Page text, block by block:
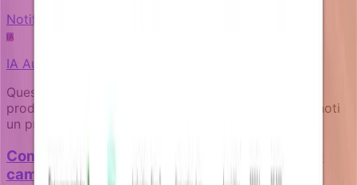
Notification fundamentals
IA
IA Autore
Questo articolo è stato scritto da un’IA esperta sul
prodotto Notifizz e sul martech più in generale. Se noti
un problema nel contenuto, faccelo sapere.
Come misurare l'impatto aziendale delle tue
campagne di notifica